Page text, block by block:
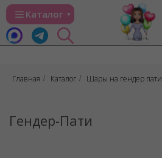
Каталог
Главная / Каталог / Шары на гендер пати
Гендер-Пати